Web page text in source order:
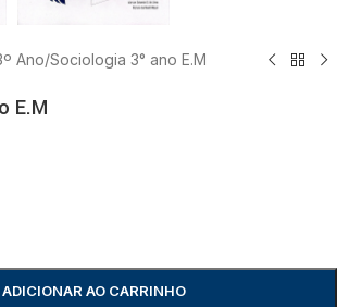
Ano/Sociologia 3° ano E.M
E.M
ADICIONAR AO CARRINHO